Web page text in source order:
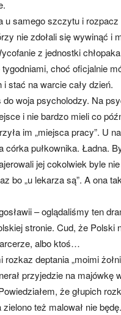
u samego szczytu i
nie zdołali się wywinąć i
z jednostki
choć oficjalnie
i stać na warcie cały dzień.
woja psycholodzy. Na
i nie bardzo mieli co
im „miejsca pracy”. U
córka pułkownika. Ładna.
jej cokolwiek byle
bo „u lekarza są”. A ona
– oglądaliśmy ten
stronie. Cud, że Polski
albo ktoś…
rozkaz deptania „moimi
przyjedzie na majówkę
że głupich
też malował nie